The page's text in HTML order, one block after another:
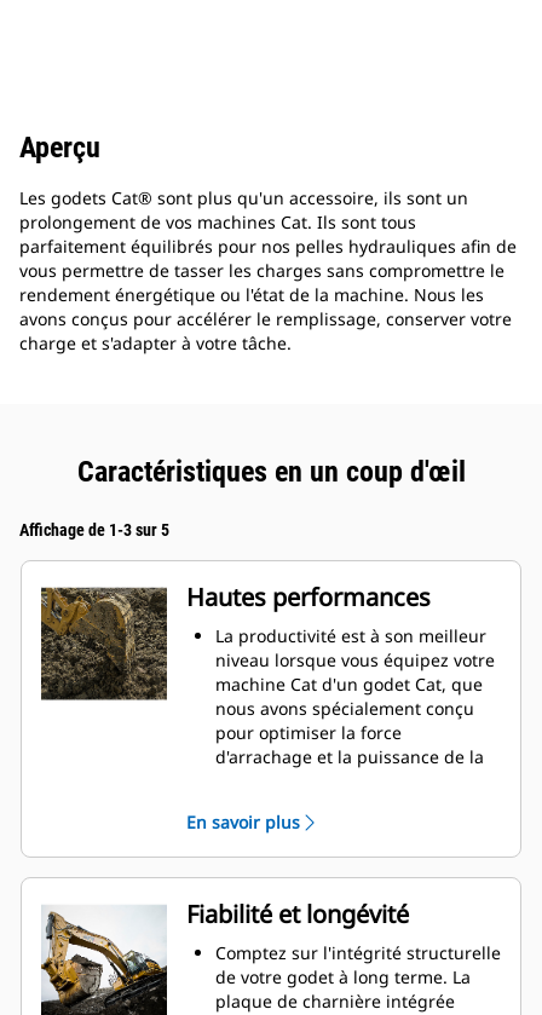
Aperçu
Les godets Cat® sont plus qu'un accessoire, ils sont un
prolongement de vos machines Cat. Ils sont tous
parfaitement équilibrés pour nos pelles hydrauliques afin de
vous permettre de tasser les charges sans compromettre le
rendement énergétique ou l'état de la machine. Nous les
avons conçus pour accélérer le remplissage, conserver votre
charge et s'adapter à votre tâche.
Caractéristiques en un coup d'œil
Affichage de 1-3 sur 5
Hautes performances
La productivité est à son meilleur
niveau lorsque vous équipez votre
machine Cat d'un godet Cat, que
nous avons spécialement conçu
pour optimiser la force
d'arrachage et la puissance de la
double améliore le flux des
matières dans le godet. Le
dégagement de talon accru
garantit que le fond du godet ne
frotte pas, ce qui réduit les coûts
d'entretien.
La consommation de carburant est
maximale lors de l'excavation. Les
En savoir plus
Fiabilité et longévité
Comptez sur l'intégrité structurelle
de votre godet à long terme. La
plaque de charnière intégrée